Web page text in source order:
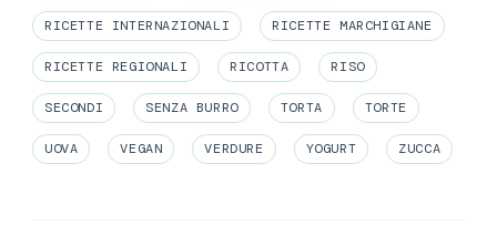
RICETTE INTERNAZIONALI RICETTE MARCHIGIANE
RICETTE REGIONALI RICOTTA RISO
SECONDI SENZA BURRO TORTA TORTE
UOVA VEGAN VERDURE YOGURT ZUCCA